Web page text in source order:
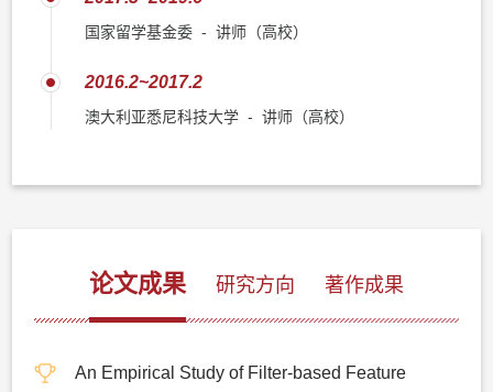
国家留学基金委 - 讲师（高校）
2016.2~2017.2
澳大利亚悉尼科技大学 - 讲师（高校）
论文成果 研究方向 著作成果
An Empirical Study of Filter-based Feature